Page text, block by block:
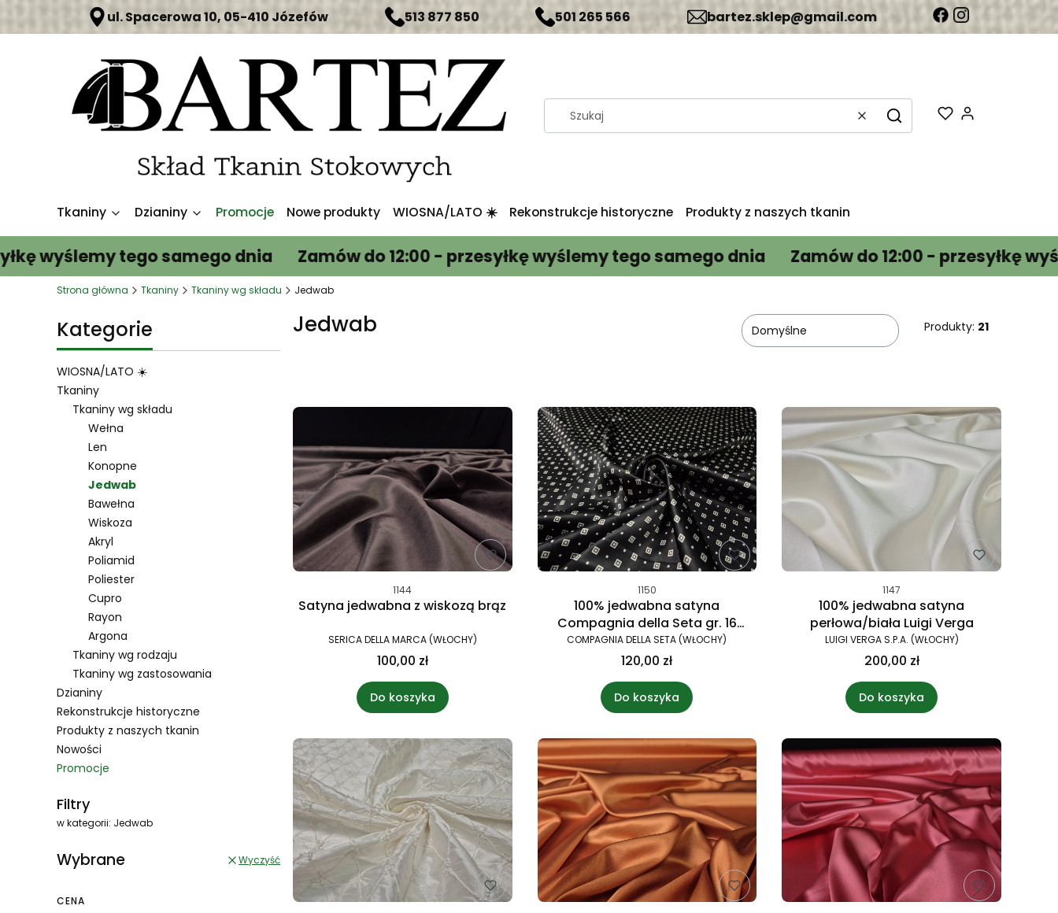
ul. Spacerowa 10, 05-410 Józefów 513 877 850 501 265 566 bartez.sklep@gmail.com
WyczyśćSzukaj
Tkaniny Dzianiny Promocje Nowe produkty WIOSNA/LATO ☀️ Rekonstrukcje historyczne Produkty z naszych tkanin
tego samego dnia Zamów do 12:00 - przesyłkę wyślemy tego samego dnia Zamów do 12:00 - przesyłkę wyślemy
Strona główna Tkaniny Tkaniny wg składu Jedwab
Kategorie
WIOSNA/LATO ☀️
Tkaniny
Tkaniny wg składu
Wełna
Len
Konopne
Jedwab
Bawełna
Wiskoza
Akryl
Poliamid
Poliester
Cupro
Rayon
Argona
Tkaniny wg rodzaju
Tkaniny wg zastosowania
Dzianiny
Rekonstrukcje historyczne
Produkty z naszych tkanin
Nowości
Promocje
Filtry
w kategorii: Jedwab
Wybrane Wyczyść
CENA
Jedwab Domyślne Produkty: 21
1144
Satyna jedwabna z wiskozą brąz
SERICA DELLA MARCA (WŁOCHY)
100,00 zł
Do koszyka
1150
100% jedwabna satyna
Compagnia della Seta gr. 16
momme
COMPAGNIA DELLA SETA (WŁOCHY)
120,00 zł
Do koszyka
1147
100% jedwabna satyna
perłowa/biała Luigi Verga
LUIGI VERGA S.P.A. (WŁOCHY)
200,00 zł
Do koszyka